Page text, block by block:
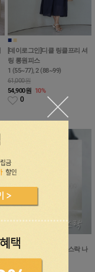
■ ■
[데이로그인]디클 링클프리 셔
링 롱원피스
1 (55~77), 2 (88~99)
61,000원
54,900원 10%
0
■■■
[데이로그인]로우키 바스락 나
일론 카라 롱원피스
1 (55~88), 2 (99~100)